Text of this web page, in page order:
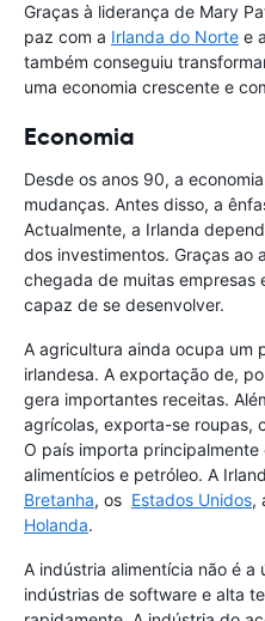
Graças à liderança de Mary
paz com a Irlanda do Norte e a
também conseguiu
uma economia crescente e
Economia
Desde os anos 90, a
mudanças. Antes disso, a
Actualmente, a Irlanda
dos investimentos. Graças ao
chegada de muitas empresas
capaz de se desenvolver.
A agricultura ainda ocupa um
irlandesa. A exportação de,
gera importantes receitas.
agrícolas, exporta-se roupas,
O país importa
alimentícios e petróleo. A
Bretanha, os Estados Unidos,
Holanda.
A indústria alimentícia não é
indústrias de software e alta